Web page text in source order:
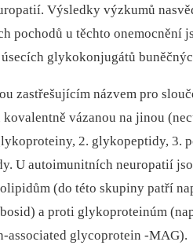
Výsledky výzkumů
pochodů u těchto onemocnění
glykokonjugátů
zastřešujícím názvem pro
vázanou na jinou
2. glykopeptidy, 3.
U autoimunitních neuropatií
(do této skupiny patří
a proti glykoproteinúm
associated glycoprotein -MAG).